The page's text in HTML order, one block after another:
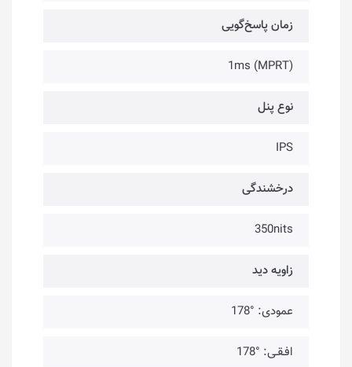
زمان پاسخ‌گویی
1ms (MPRT)
نوع پنل
IPS
درخشندگی
350nits
زاویه دید
عمودی: °178
افـقـی: °178